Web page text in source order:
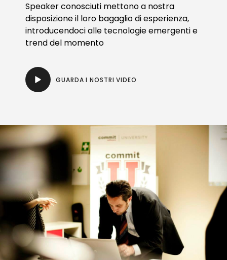
Speaker conosciuti mettono a nostra
disposizione il loro bagaglio di esperienza,
introducendoci alle tecnologie emergenti e
trend del momento
GUARDA I NOSTRI VIDEO